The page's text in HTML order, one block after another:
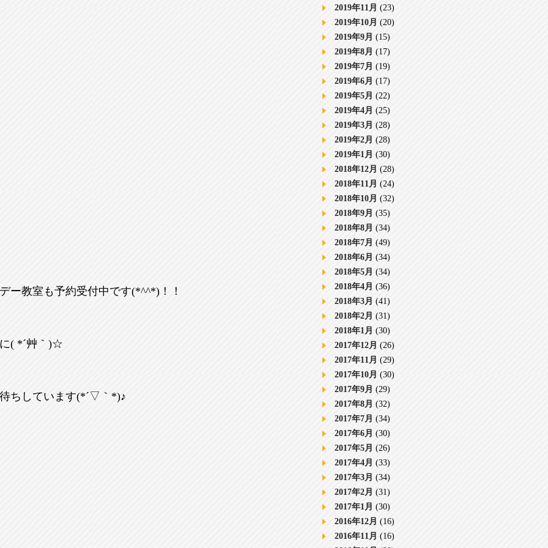
ー教室も予約受付中です(*^^*)！！
( *´艸｀)☆
ちしています(*´▽｀*)♪
2019年11月 (23)
2019年10月 (20)
2019年9月 (15)
2019年8月 (17)
2019年7月 (19)
2019年6月 (17)
2019年5月 (22)
2019年4月 (25)
2019年3月 (28)
2019年2月 (28)
2019年1月 (30)
2018年12月 (28)
2018年11月 (24)
2018年10月 (32)
2018年9月 (35)
2018年8月 (34)
2018年7月 (49)
2018年6月 (34)
2018年5月 (34)
2018年4月 (36)
2018年3月 (41)
2018年2月 (31)
2018年1月 (30)
2017年12月 (26)
2017年11月 (29)
2017年10月 (30)
2017年9月 (29)
2017年8月 (32)
2017年7月 (34)
2017年6月 (30)
2017年5月 (26)
2017年4月 (33)
2017年3月 (34)
2017年2月 (31)
2017年1月 (30)
2016年12月 (16)
2016年11月 (16)